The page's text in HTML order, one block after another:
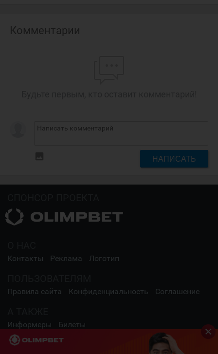
Комментарии
НАПИСАТЬ
Контакты Реклама Логотип
Правила сайта Конфиденциальность Соглашение
Информеры Билеты
СОЦИАЛЬНЫЕ СЕТИ